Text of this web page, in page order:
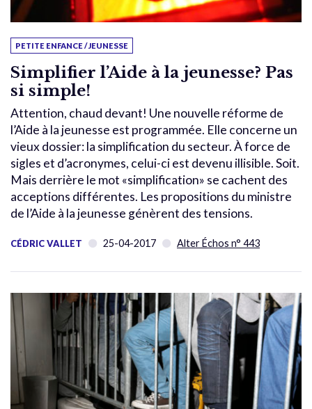
PETITE ENFANCE / JEUNESSE
Simplifier l’Aide à la jeunesse? Pas
si simple!
Attention, chaud devant! Une nouvelle réforme de
l’Aide à la jeunesse est programmée. Elle concerne un
vieux dossier: la simplification du secteur. À force de
sigles et d’acronymes, celui-ci est devenu illisible. Soit.
Mais derrière le mot «simplification» se cachent des
acceptions différentes. Les propositions du ministre
de l’Aide à la jeunesse génèrent des tensions.
CÉDRIC VALLET 25-04-2017 Alter Échos n° 443